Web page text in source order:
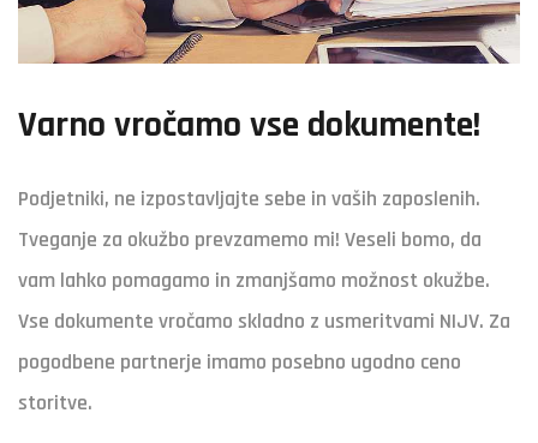
Varno vročamo vse dokumente!
Podjetniki, ne izpostavljajte sebe in vaših zaposlenih.
Tveganje za okužbo prevzamemo mi! Veseli bomo, da
vam lahko pomagamo in zmanjšamo možnost okužbe.
Vse dokumente vročamo skladno z usmeritvami NIJV. Za
pogodbene partnerje imamo posebno ugodno ceno
storitve.